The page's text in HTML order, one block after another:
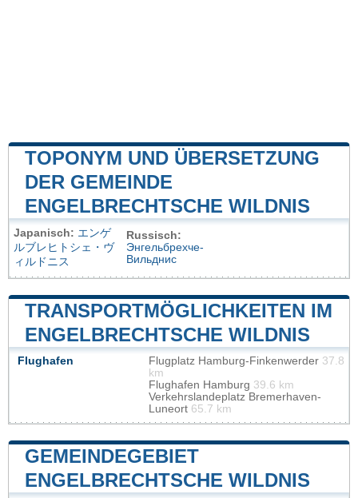
TOPONYM UND ÜBERSETZUNG
DER GEMEINDE
ENGELBRECHTSCHE WILDNIS
Japanisch: エンゲ
ルブレヒトシェ・ヴ
ィルドニス
Russisch:
Энгельбрехче-
Вильднис
TRANSPORTMÖGLICHKEITEN IM
ENGELBRECHTSCHE WILDNIS
Flughafen Flugplatz Hamburg-Finkenwerder 37.8
km
Flughafen Hamburg 39.6 km
Verkehrslandeplatz Bremerhaven-
Luneort 65.7 km
GEMEINDEGEBIET
ENGELBRECHTSCHE WILDNIS